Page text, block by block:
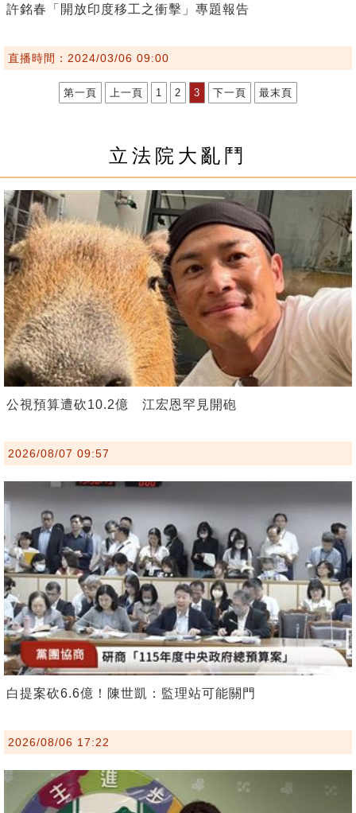
許銘春「開放印度移工之衝擊」專題報告
直播時間：2024/03/06 09:00
第一頁 上一頁 1 2 3 下一頁 最末頁
立法院大亂鬥
公視預算遭砍10.2億 江宏恩罕見開砲
2026/08/07 09:57
白提案砍6.6億！陳世凱：監理站可能關門
2026/08/06 17:22